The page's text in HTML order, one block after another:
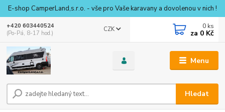
E-shop CamperLand,s.r.o. - vše pro Vaše karavany a dovolenou v nich !
Menu
CZK
Hledat
+420 603440524
(Po-Pá, 8-17 hod.)
0 ks
za 0 Kč